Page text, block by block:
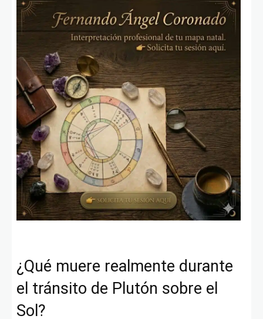
¿Qué muere realmente durante
el tránsito de Plutón sobre el
Sol?